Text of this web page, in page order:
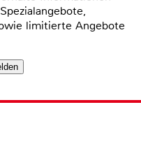
limitierte Angebote